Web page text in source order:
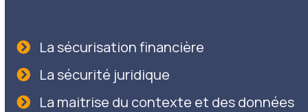
La sécurisation financière
La sécurité juridique
La maitrise du contexte et des données